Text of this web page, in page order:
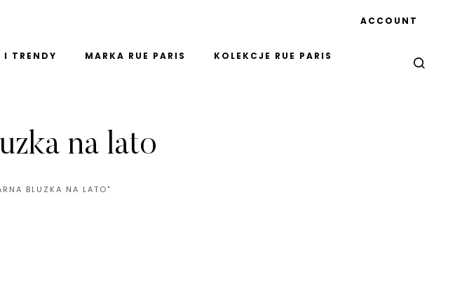
I TRENDY MARKA RUE PARIS KOLEKCJE RUE PARIS
ACCOUNT
na lato
BLUZKA NA LATO"